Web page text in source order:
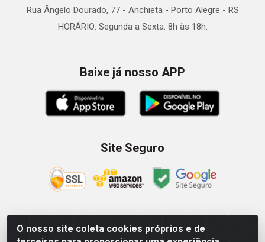
O nosso site coleta cookies próprios e de
Rua Ângelo Dourado, 77 - Anchieta - Porto Alegre - RS
HORÁRIO: Segunda a Sexta: 8h às 18h.
Baixe já nosso APP
Site Seguro
Zein Importação e Comércio LTDA - Av. Senador Queiróz, 274